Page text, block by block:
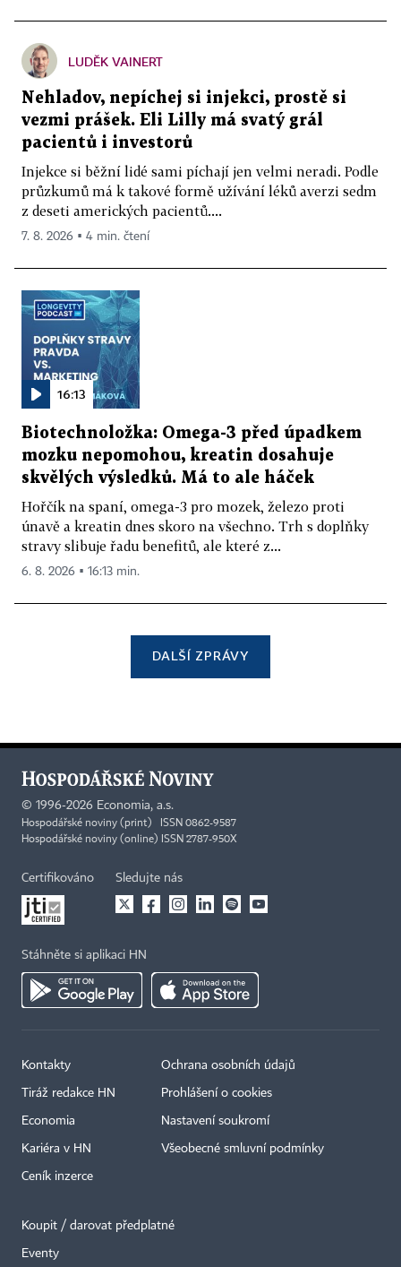
LUDĚK VAINERT
Nehladov, nepíchej si injekci, prostě si
vezmi prášek. Eli Lilly má svatý grál
pacientů i investorů
Injekce si běžní lidé sami píchají jen velmi neradi. Podle
průzkumů má k takové formě užívání léků averzi sedm
z deseti amerických pacientů....
7. 8. 2026 ▪ 4 min. čtení
16:13
Biotechnoložka: Omega-3 před úpadkem
mozku nepomohou, kreatin dosahuje
skvělých výsledků. Má to ale háček
Hořčík na spaní, omega-3 pro mozek, železo proti
únavě a kreatin dnes skoro na všechno. Trh s doplňky
stravy slibuje řadu benefitů, ale které z...
6. 8. 2026 ▪ 16:13 min.
DALŠÍ ZPRÁVY
© 1996-2026 Economia, a.s.
Hospodářské noviny (print) ISSN 0862-9587
Hospodářské noviny (online) ISSN 2787-950X
Certifikováno Sledujte nás
Stáhněte si aplikaci HN
Kontakty
Tiráž redakce HN
Economia
Kariéra v HN
Ceník inzerce
Ochrana osobních údajů
Prohlášení o cookies
Nastavení soukromí
Všeobecné smluvní podmínky
Koupit / darovat předplatné
Eventy